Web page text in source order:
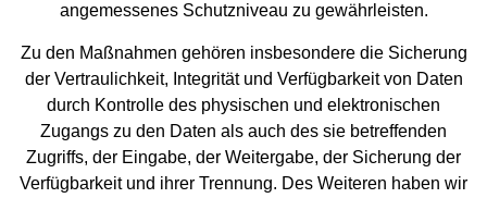
angemessenes Schutzniveau zu gewährleisten.
Zu den Maßnahmen gehören insbesondere die Sicherung
der Vertraulichkeit, Integrität und Verfügbarkeit von Daten
durch Kontrolle des physischen und elektronischen
Zugangs zu den Daten als auch des sie betreffenden
Zugriffs, der Eingabe, der Weitergabe, der Sicherung der
Verfügbarkeit und ihrer Trennung. Des Weiteren haben wir